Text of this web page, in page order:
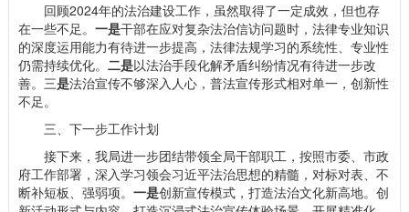
回顾2024年的法治建设工作，虽然取得了一定成效，但也存
在一些不足。 一是干部在应对复杂法治信访问题时，法律专业知识
的深度运用能力有待进一步提高，法律法规学习的系统性、专业性
仍需持续优化。 二是以法治手段化解矛盾纠纷情况有待进一步改
善。三是法治宣传不够深入人心，普法宣传形式相对单一，创新性
不足。
三、下一步工作计划
接下来，我局进一步团结带领全局干部职工，按照市委、市政
府工作部署，深入学习领会习近平法治思想的精髓，对标对表、不
断补短板、强弱项。 一是创新宣传模式，打造法治文化新高地。创